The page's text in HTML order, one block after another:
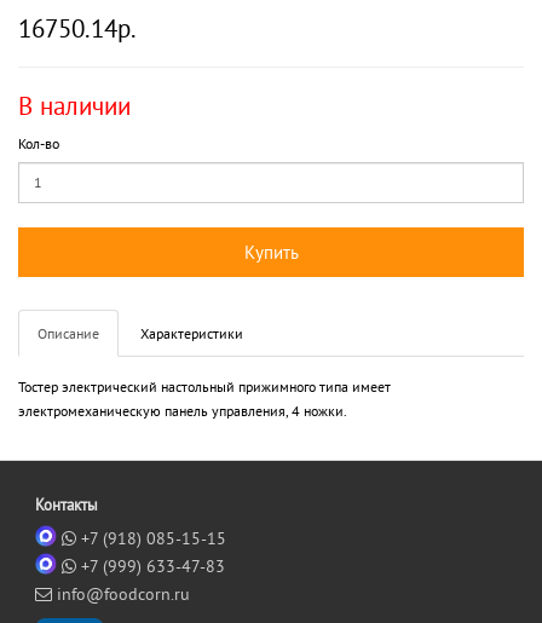
16750.14р.
В наличии
Кол-во
Купить
Описание Характеристики
Тостер электрический настольный прижимного типа имеет
электромеханическую панель управления, 4 ножки.
Контакты
+7 (918) 085-15-15
+7 (999) 633-47-83
info@foodcorn.ru